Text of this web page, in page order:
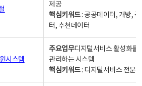
제공
핵심키워드: 공공데이터, 개방,
터, 추천데이터
시스템
주요업무디지털서비스 활성화를
관리하는 시스템
핵심키워드: 디지털서비스 전문